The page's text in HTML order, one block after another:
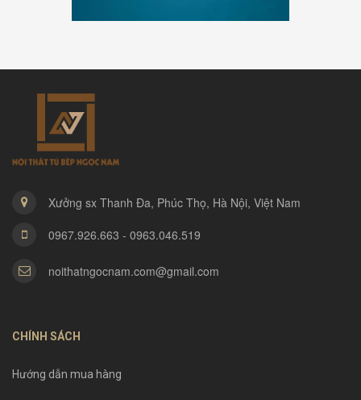
Xưởng sx Thanh Đa, Phúc Thọ, Hà Nội, Việt Nam
0967.926.663 - 0963.046.519
noithatngocnam.com@gmail.com
CHÍNH SÁCH
Hướng dẫn mua hàng